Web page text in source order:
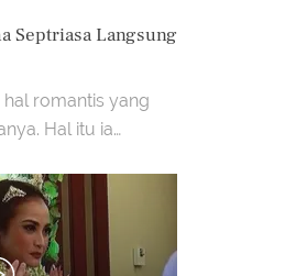
Septriasa Langsung
romantis yang
Hal itu ia